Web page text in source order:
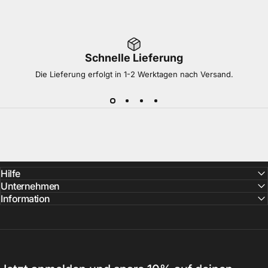
Schnelle Lieferung
Die Lieferung erfolgt in 1-2 Werktagen nach Versand.
Hilfe
Unternehmen
Information